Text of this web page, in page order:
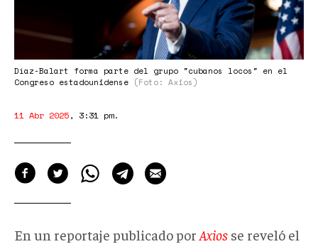
"cubanos
locos"
en
Congreso
estadounidense
Díaz-Balart forma parte del grupo "cubanos locos" en el
Congreso estadounidense (Foto: Axios)
11 Abr 2025, 3:31 pm.
En un reportaje publicado por Axios se reveló el